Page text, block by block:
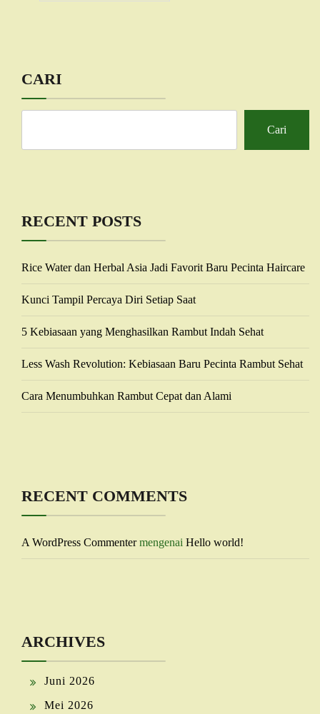
CARI
Cari
RECENT POSTS
Rice Water dan Herbal Asia Jadi Favorit Baru Pecinta Haircare
Kunci Tampil Percaya Diri Setiap Saat
5 Kebiasaan yang Menghasilkan Rambut Indah Sehat
Less Wash Revolution: Kebiasaan Baru Pecinta Rambut Sehat
Cara Menumbuhkan Rambut Cepat dan Alami
RECENT COMMENTS
A WordPress Commentermengenai Hello world!
ARCHIVES
Juni 2026
Mei 2026